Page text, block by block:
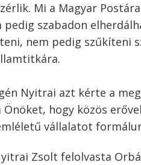
Mi a Magyar
szabadon
nem pedig szűkíteni
Nyitrai azt kérte a
hogy közös
vállalatot
Zsolt felolvasta